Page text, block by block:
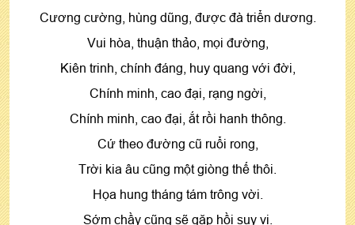
Cương cường, hùng dũng, được đà triển dương.
Vui hòa, thuận thảo, mọi đường,
Kiên trinh, chính đáng, huy quang với đời,
Chính minh, cao đại, rạng ngời,
Chính minh, cao đại, ắt rồi hanh thông.
Cứ theo đường cũ ruổi rong,
Trời kia âu cũng một giòng thế thôi.
Họa hung tháng tám trông vời.
Sớm chầy cũng sẽ gặp hồi suy vi.